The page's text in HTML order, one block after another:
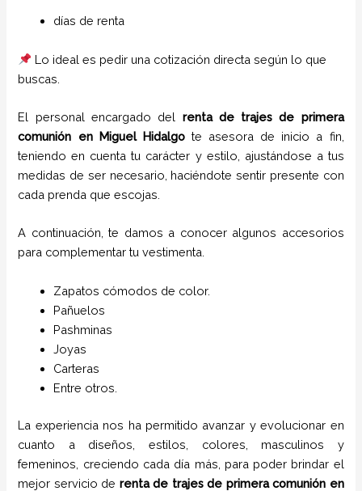
días de renta
Lo ideal es pedir una cotización directa según lo que
buscas.
El personal encargado del renta de trajes de primera
comunión en Miguel Hidalgote asesora de inicio a fin,
teniendo en cuenta tu carácter y estilo, ajustándose a tus
medidas de ser necesario, haciéndote sentir presente con
cada prenda que escojas.
A continuación, te damos a conocer algunos accesorios
para complementar tu vestimenta.
Zapatos cómodos de color.
Pañuelos
Pashminas
Joyas
Carteras
Entre otros.
La experiencia nos ha permitido avanzar y evolucionar en
cuanto a diseños, estilos, colores, masculinos y
femeninos, creciendo cada día más, para poder brindar el
mejor servicio de renta de trajes de primera comunión en